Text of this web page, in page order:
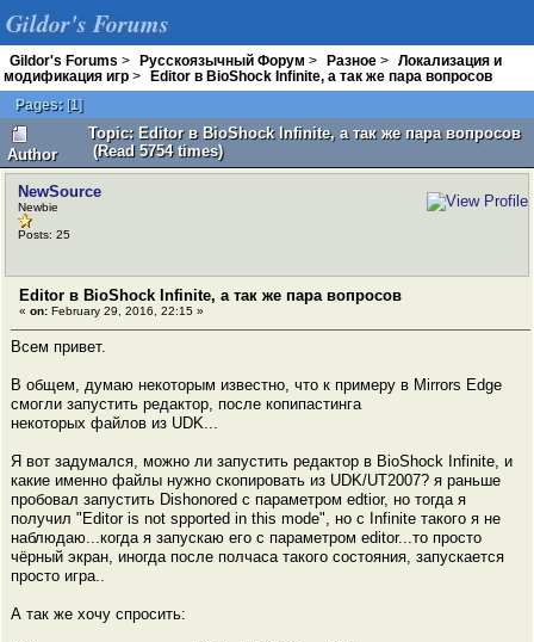
Gildor's Forums
Gildor's Forums > Русскоязычный Форум > Разное >
Локализация и
модификация игр >
Editor в BioShock Infinite, а так же пара вопросов
Pages: [1]
Author
Topic: Editor в BioShock Infinite, а так же пара вопросов
(Read 5754 times)
NewSource
Newbie
Posts: 25
Editor в BioShock Infinite, а так же пара вопросов
« on: February 29, 2016, 22:15 »
Всем привет.
В общем, думаю некоторым известно, что к примеру в Mirrors Edge
смогли запустить редактор, после копипастинга
некоторых файлов из UDK...
Я вот задумался, можно ли запустить редактор в BioShock Infinite, и
какие именно файлы нужно скопировать из UDK/UT2007? я раньше
пробовал запустить Dishonored с параметром edtior, но тогда я
получил "Editor is not spported in this mode", но с Infinite такого я не
наблюдаю...когда я запускаю его с параметром editor...то просто
чёрный экран, иногда после полчаса такого состояния, запускается
просто игра..
А так же хочу спросить: